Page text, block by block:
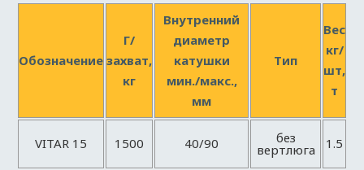
Обозначение
Г/
захват,
кг
Внутренний
диаметр
катушки
мин./макс.,
мм
Тип
Вес
кг/
шт,
т
VITAR 15 1500 40/90 без
вертлюга 1.5